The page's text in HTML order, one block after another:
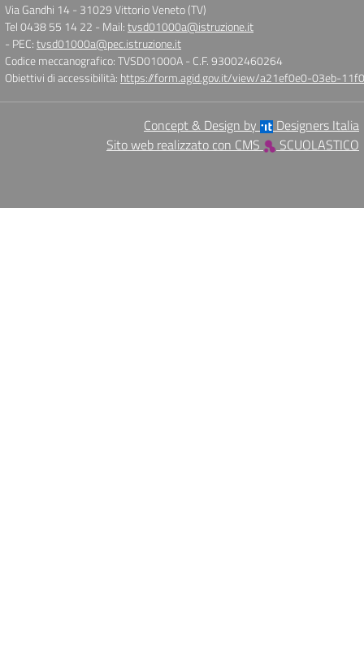
Via Gandhi 14 - 31029 Vittorio Veneto (TV)
Tel 0438 55 14 22 - Mail:tvsd01000a@istruzione.it
- PEC:tvsd01000a@pec.istruzione.it
Codice meccanografico: TVSD01000A- C.F. 93002460264
Obiettivi di accessibilità: https://form.agid.gov.it/view/a21ef0e0-03eb-
Concept & Design by
Designers Italia
Sito web realizzato con CMS
SCUOLASTICO